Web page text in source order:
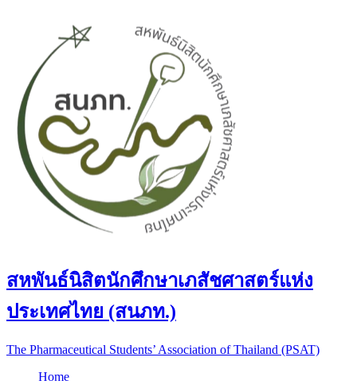
สหพันธ์นิสิตนักศึกษาเภสัชศาสตร์แห่ง
ประเทศไทย (สนภท.)
The Pharmaceutical Students’ Association of Thailand (PSAT)
Home